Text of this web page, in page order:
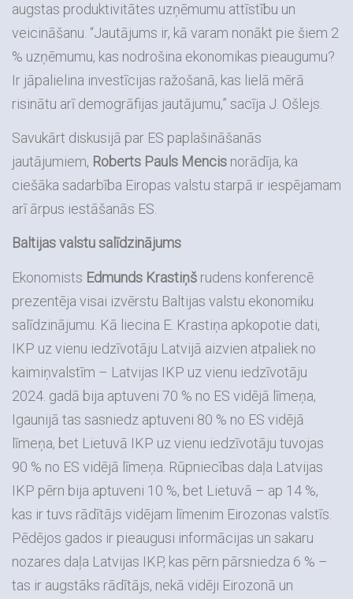
augstas produktivitātes uzņēmumu attīstību un
veicināšanu. “Jautājums ir, kā varam nonākt pie šiem 2
% uzņēmumu, kas nodrošina ekonomikas pieaugumu?
Ir jāpalielina investīcijas ražošanā, kas lielā mērā
risinātu arī demogrāfijas jautājumu,” sacīja J. Ošlejs.
Savukārt diskusijā par ES paplašināšanās
jautājumiem, Roberts Pauls Mencis norādīja, ka
ciešāka sadarbība Eiropas valstu starpā ir iespējamam
arī ārpus iestāšanās ES.
Baltijas valstu salīdzinājums
Ekonomists Edmunds Krastiņš rudens konferencē
prezentēja visai izvērstu Baltijas valstu ekonomiku
salīdzinājumu. Kā liecina E. Krastiņa apkopotie dati,
IKP uz vienu iedzīvotāju Latvijā aizvien atpaliek no
kaimiņvalstīm – Latvijas IKP uz vienu iedzīvotāju
2024. gadā bija aptuveni 70 % no ES vidējā līmeņa,
Igaunijā tas sasniedz aptuveni 80 % no ES vidējā
līmeņa, bet Lietuvā IKP uz vienu iedzīvotāju tuvojas
90 % no ES vidējā līmeņa. Rūpniecības daļa Latvijas
IKP pērn bija aptuveni 10 %, bet Lietuvā – ap 14 %,
kas ir tuvs rādītājs vidējam līmenim Eirozonas valstīs.
Pēdējos gados ir pieaugusi informācijas un sakaru
nozares daļa Latvijas IKP, kas pērn pārsniedza 6 % –
tas ir augstāks rādītājs, nekā vidēji Eirozonā un